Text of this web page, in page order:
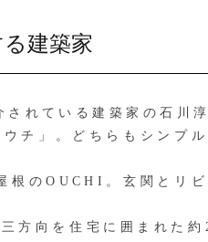
建築家
れている建築家の石川
チ」。どちらもシンプ
のOUCHI。玄関とリビ
向を住宅に囲まれた約